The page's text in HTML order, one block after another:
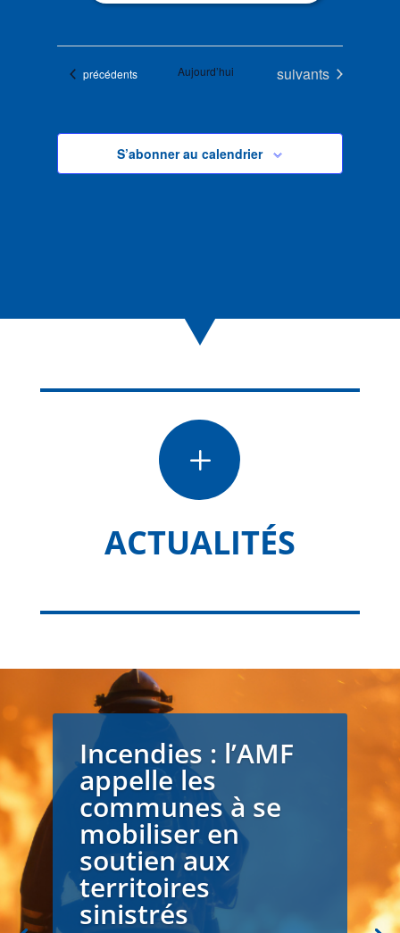
Évènements
précédents Aujourd’hui Évènements
suivants
S’abonner au calendrier
L
ACTUALITÉS
Incendies : l’AMF
appelle les
communes à se
mobiliser en
soutien aux
territoires
sinistrés